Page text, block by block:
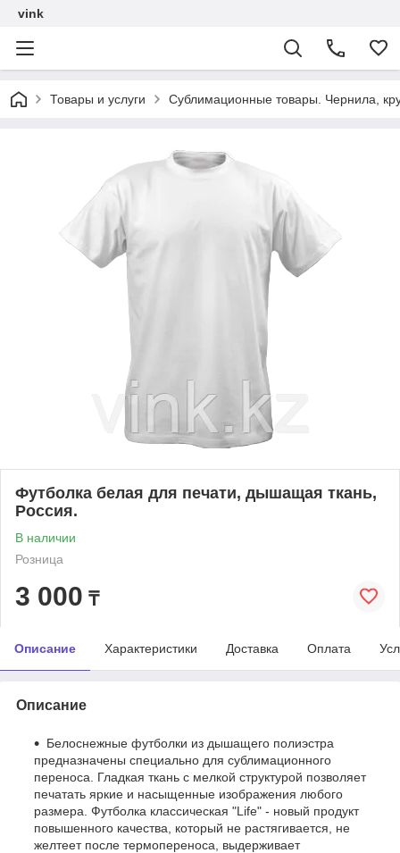
vink
Товары и услуги Сублимационные товары. Чернила,
Футболка белая для печати, дышащая ткань,
Россия.
В наличии
Розница
3 000 ₸
Описание Характеристики Доставка Оплата
Описание
Белоснежные футболки из дышащего полиэстра
предназначены специально для сублимационного
переноса. Гладкая ткань с мелкой структурой позволяет
печатать яркие и насыщенные изображения любого
размера. Футболка классическая "Life" - новый продукт
повышенного качества, который не растягивается, не
желтеет после термопереноса, выдерживает